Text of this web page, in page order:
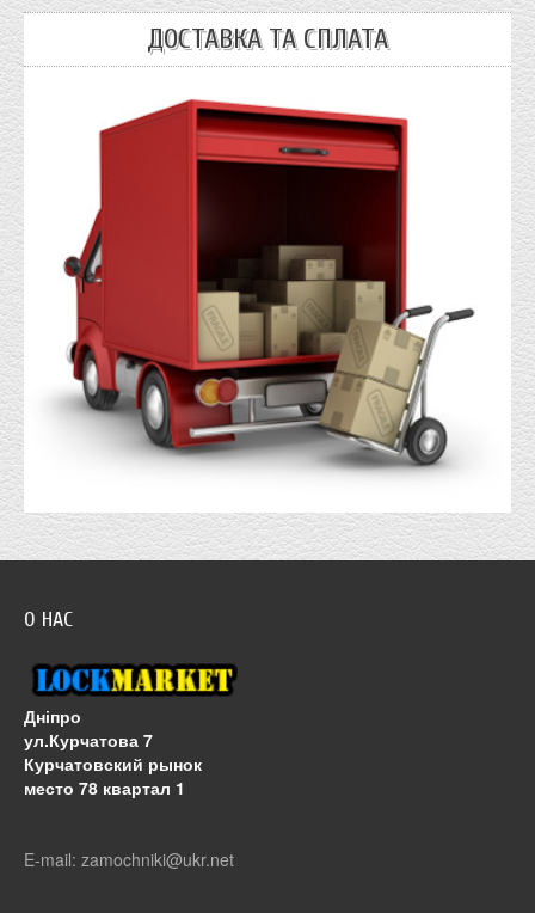
ДОСТАВКА ТА СПЛАТА
О НАС
Дніпро
ул.Курчатова 7
Курчатовский рынок
место 78 квартал 1
E-mail: zamochniki@ukr.net